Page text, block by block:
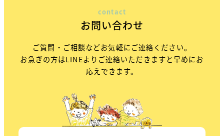
contact
お問い合わせ
ご質問・ご相談などお気軽にご連絡ください。
お急ぎの方はLINEよりご連絡いただきますと早めにお
応えできます。